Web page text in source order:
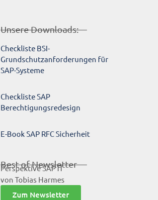
Unsere Downloads:
Checkliste BSI-
Grundschutzanforderungen für
SAP-Systeme
Checkliste SAP
Berechtigungsredesign
E-Book SAP RFC Sicherheit
Best-of-Newsletter
Perspektive SAP IT
von Tobias Harmes
Zum Newsletter